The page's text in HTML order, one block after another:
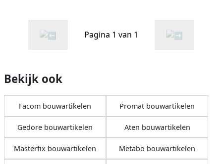
Pagina 1 van 1
Bekijk ook
Facom bouwartikelen Promat bouwartikelen
Gedore bouwartikelen Aten bouwartikelen
Masterfix bouwartikelen Metabo bouwartikelen